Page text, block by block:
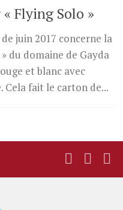
« Flying Solo »
juin 2017 concerne la
du domaine de Gayda
et blanc avec
Cela fait le carton de...